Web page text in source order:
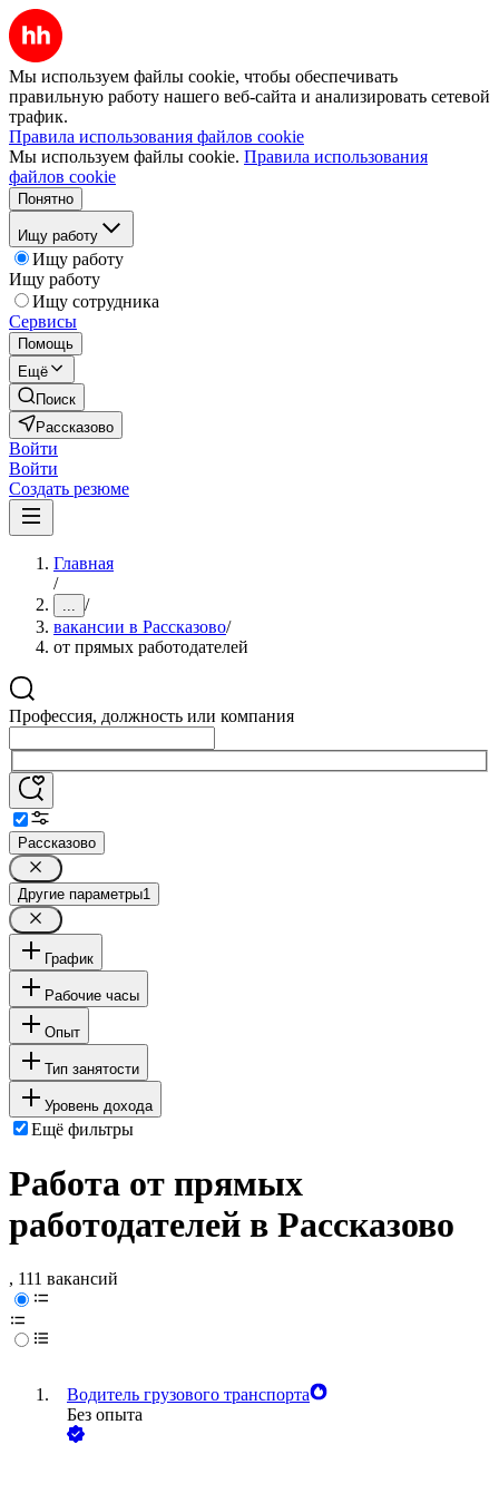
Мы используем файлы cookie, чтобы обеспечивать
правильную работу нашего веб-сайта и анализировать сетевой
трафик.
Правила использования файлов cookie
Мы используем файлы cookie. Правила использования
файлов cookie
Понятно
Ищу работу
Ищу работу
Ищу работу
Ищу сотрудника
Сервисы
Помощь
Ещё
Поиск
Рассказово
Войти
Войти
Создать резюме
Главная
/
... /
вакансии в Рассказово/
от прямых работодателей
Профессия, должность или компания
Рассказово
Другие параметры1
График
Рабочие часы
Опыт
Тип занятости
Уровень дохода
Ещё фильтры
Работа от прямых
работодателей в Рассказово
, 111 вакансий
Водитель грузового транспорта
Без опыта